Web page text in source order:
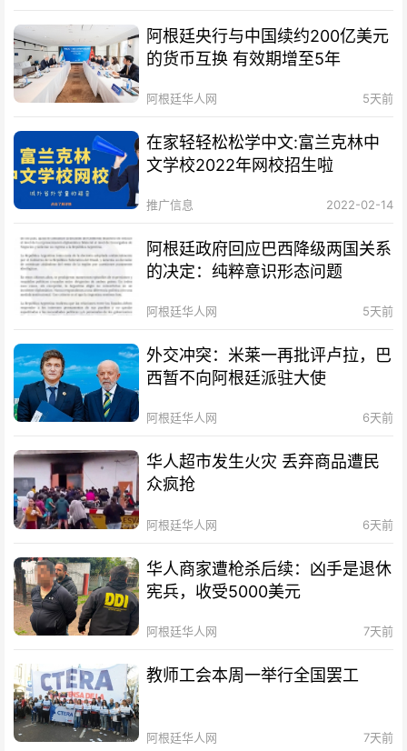
阿根廷央行与中国续约200亿美元
的货币互换 有效期增至5年
阿根廷华人网 5天前
在家轻轻松松学中文:富兰克林中
文学校2022年网校招生啦
推广信息 2022-02-14
阿根廷政府回应巴西降级两国关系
的决定：纯粹意识形态问题
阿根廷华人网 5天前
外交冲突：米莱一再批评卢拉，巴
西暂不向阿根廷派驻大使
阿根廷华人网 6天前
华人超市发生火灾 丢弃商品遭民
众疯抢
阿根廷华人网 6天前
华人商家遭枪杀后续：凶手是退休
宪兵，收受5000美元
阿根廷华人网 7天前
教师工会本周一举行全国罢工
阿根廷华人网 7天前